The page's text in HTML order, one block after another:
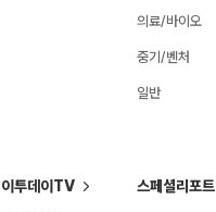
의료/바이오
중기/벤처
일반
이투데이TV 스페셜리포트